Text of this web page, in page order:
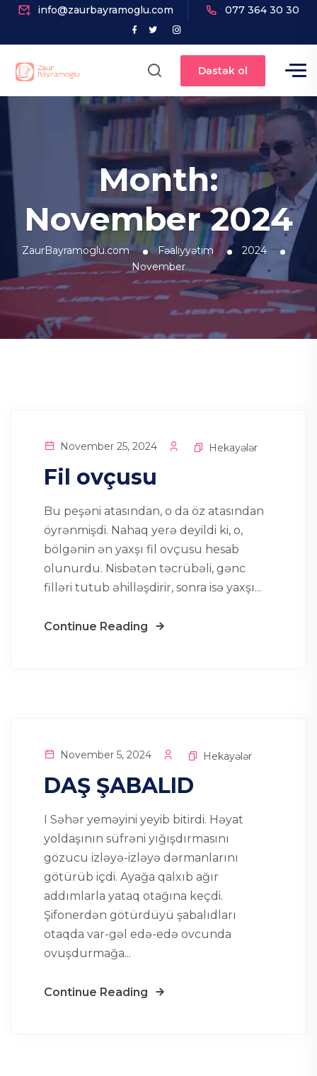
info@zaurbayramoglu.com 077 364 30 30
Dəstək ol
Month:
November 2024
ZaurBayramoglu.com Fəaliyyətim
2024
November
November 25, 2024 Hekayələr
Fil ovçusu
Bu peşəni atasından, o da öz atasından
öyrənmişdi. Nahaq yerə deyildi ki, o,
bölgənin ən yaxşı fil ovçusu hesab
olunurdu. Nisbətən təcrübəli, gənc
filləri tutub əhilləşdirir, sonra isə yaxşı...
Continue Reading
November 5, 2024 Hekayələr
DAŞ ŞABALID
I Səhər yeməyini yeyib bitirdi. Həyat
yoldaşının süfrəni yığışdırmasını
gözucu izləyə-izləyə dərmanlarını
götürüb içdi. Ayağa qalxıb ağır
addımlarla yataq otağına keçdi.
Şifonerdən götürdüyü şabalıdları
otaqda var-gəl edə-edə ovcunda
ovuşdurmağa...
Continue Reading